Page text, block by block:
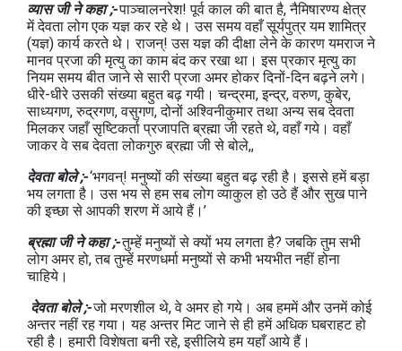
व्‍यास जी ने कहा ;-पाञ्चालनरेश! पूर्व काल की बात है, नैमिषारण्‍य क्षेत्र
में देवता लोग एक यज्ञ कर रहे थे। उस समय वहाँ सूर्यपुत्र यम शामित्र
(यज्ञ) कार्य करते थे। राजन्! उस यज्ञ की दीक्षा लेने के कारण यमराज ने
मानव प्रजा की मृत्‍यु का काम बंद कर रखा था। इस प्रकार मृत्‍यु का
नियम समय बीत जाने से सारी प्रजा अमर होकर दिनों-दिन बढ़ने लगे।
धीरे-धीरे उसकी संख्‍या बहुत बढ़ गयी। चन्‍द्रमा, इन्‍द्र, वरुण, कुबेर,
साध्‍यगण, रुद्रगण, वसुगण, दोनों अश्विनीकुमार तथा अन्‍य सब देवता
मिलकर जहाँ सृष्टिकर्ता प्रजापति ब्रह्मा जी रहते थे, वहाँ गये। वहाँ
जाकर वे सब देवता लोकगुरु ब्रह्मा जी से बोले,,
देवता बोले ;-‘भगवन्! मनुष्‍यों की संख्‍या बहुत बढ़ रही है। इससे हमें बड़ा
भय लगता है। उस भय से हम सब लोग व्‍याकुल हो उठे हैं और सुख पाने
की इच्‍छा से आपकी शरण में आये हैं।’
ब्रह्मा जी ने कहा ;-तुम्‍हें मनुष्‍यों से क्‍यों भय लगता है? जबकि तुम सभी
लोग अमर हो, तब तुम्‍हें मरणधर्मा मनुष्‍यों से कभी भयभीत नहीं होना
चाहिये।
देवता बोले ;-जो मरणशील थे, वे अमर हो गये। अब हममें और उनमें कोई
अन्‍तर नहीं रह गया। यह अन्‍तर मिट जाने से ही हमें अधिक घबराहट हो
रही है। हमारी विशेषता बनी रहे, इसीलिये हम यहाँ आये हैं।